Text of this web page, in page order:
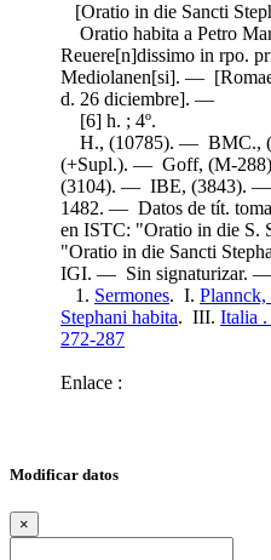
[Oratio in die Sancti
Oratio habita a Petro
Reuere[n]dissimo in rpo.
Mediolanen[si]. —
d. 26 diciembre]. —
[6] h. ; 4º.
H., (10785). — BMC.,
(+Supl.). — Goff, (M-
(3104). — IBE, (3843).
1482. — Datos de tít.
en ISTC: "Oratio in die
"Oratio in die Sancti
IGI. — Sin signaturizar.
1. Sermones. I. Plannck,
Stephani habita. III. Italia .
272-287
Enlace :
Modificar datos
×